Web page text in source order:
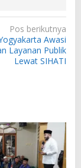
Pos berikutnya
Awasi
Layanan Publik
Lewat SIHATI